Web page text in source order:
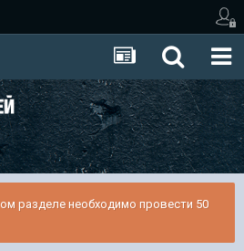
разделе необходимо провести 50